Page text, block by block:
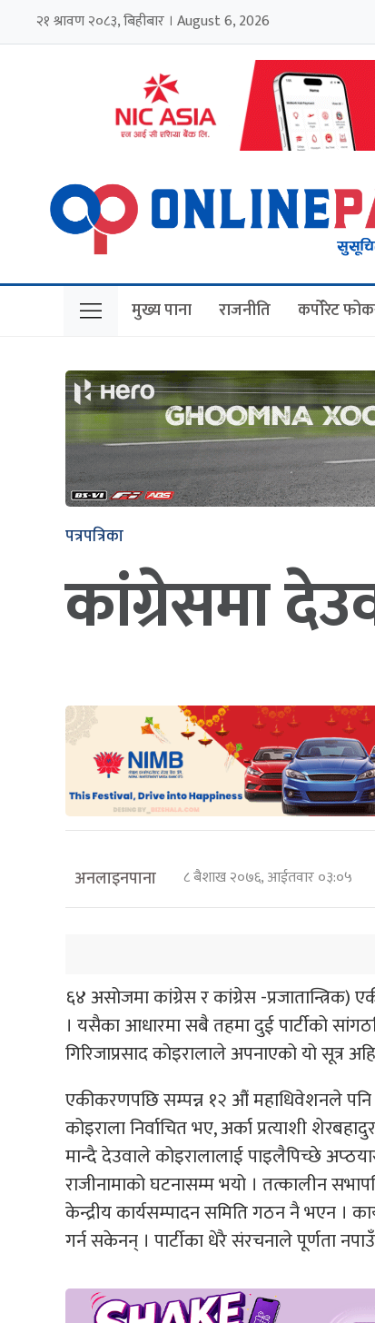
२१ श्रावण २०८३, बिहीबार । August 6, 2026
मुख्य पाना राजनीति कर्पोरेट
पत्रपत्रिका
कांग्रेसमा
अनलाइनपाना ८ बैशाख २०७६, आईतवार ०३:०५
६४ असोजमा कांग्रेस र कांग्रेस -
। यसैका आधारमा सबै तहमा दुई पार्टीको
गिरिजाप्रसाद कोइरालाले अपनाएको यो सूत्र
एकीकरणपछि सम्पन्न १२ औं महाधिवेशनले
कोइराला निर्वाचित भए, अर्का प्रत्याशी
मान्दै देउवाले कोइरालालाई पाइलैपिच्छे
राजीनामाको घटनासम्म भयो । तत्कालीन
केन्द्रीय कार्यसम्पादन समिति गठन नै भएन ।
गर्न सकेनन् । पार्टीका धेरै संरचनाले पूर्णता